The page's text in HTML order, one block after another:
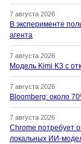
7 августа 2026
В эксперименте
агента
7 августа 2026
Модель Kimi K3 с
7 августа 2026
Bloomberg: около
7 августа 2026
Chrome потребует
локальных ИИ-